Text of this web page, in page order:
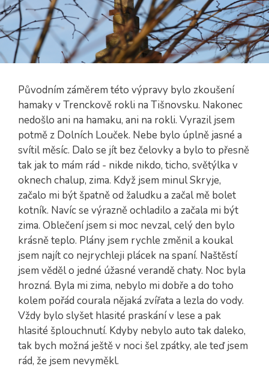
Původním záměrem této výpravy bylo zkoušení
hamaky v Trenckově rokli na Tišnovsku. Nakonec
nedošlo ani na hamaku, ani na rokli. Vyrazil jsem
potmě z Dolních Louček. Nebe bylo úplně jasné a
svítil měsíc. Dalo se jít bez čelovky a bylo to přesně
tak jak to mám rád - nikde nikdo, ticho, světýlka v
oknech chalup, zima. Když jsem minul Skryje,
začalo mi být špatně od žaludku a začal mě bolet
kotník. Navíc se výrazně ochladilo a začala mi být
zima. Oblečení jsem si moc nevzal, celý den bylo
krásně teplo. Plány jsem rychle změnil a koukal
jsem najít co nejrychleji plácek na spaní. Naštěstí
jsem věděl o jedné úžasné verandě chaty. Noc byla
hrozná. Byla mi zima, nebylo mi dobře a do toho
kolem pořád courala nějaká zvířata a lezla do vody.
Vždy bylo slyšet hlasité praskání v lese a pak
hlasité šplouchnutí. Kdyby nebylo auto tak daleko,
tak bych možná ještě v noci šel zpátky, ale teď jsem
rád, že jsem nevyměkl.